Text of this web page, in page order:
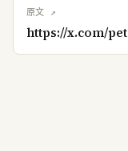
原文 ↗
https://x.com/